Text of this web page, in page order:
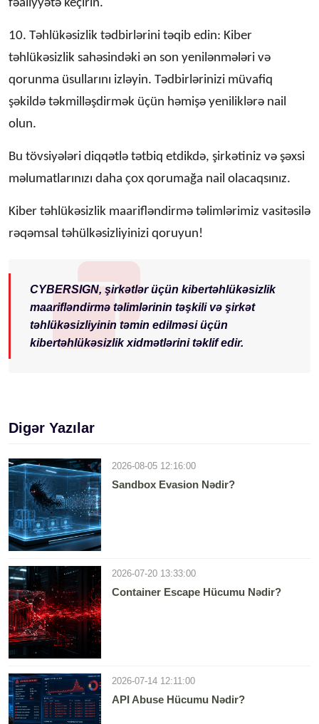
fəaliyyətə keçirin.
10. Təhlükəsizlik tədbirlərini təqib edin: Kiber
təhlükəsizlik sahəsindəki ən son yenilənmələri və
qorunma üsullarını izləyin. Tədbirlərinizi müvafiq
şəkildə təkmilləşdirmək üçün həmişə yeniliklərə nail
olun.
Bu tövsiyələri diqqətlə tətbiq etdikdə, şirkətiniz və şəxsi
məlumatlarınızı daha çox qorumağa nail olacaqsınız.
Kiber təhlükəsizlik maarifləndirmə təlimlərimiz vasitəsilə
rəqəmsal təhülkəsizliyinizi qoruyun!
CYBERSIGN, şirkətlər üçün kibertəhlükəsizlik
maarifləndirmə təlimlərinin təşkili və şirkət
təhlükəsizliyinin təmin edilməsi üçün
kibertəhlükəsizlik xidmətlərini təklif edir.
Digər Yazılar
2026-08-05 12:16:00
Sandbox Evasion Nədir?
2026-07-20 13:33:00
Container Escape Hücumu Nədir?
2026-07-14 12:11:00
API Abuse Hücumu Nədir?